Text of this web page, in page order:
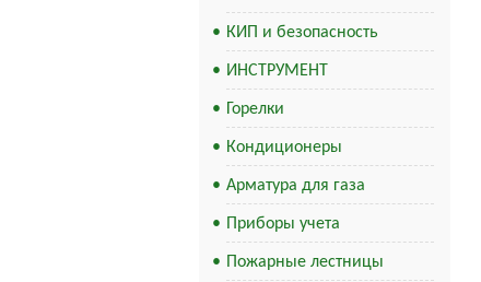
КИП и безопасность
ИНСТРУМЕНТ
Горелки
Кондиционеры
Арматура для газа
Приборы учета
Пожарные лестницы